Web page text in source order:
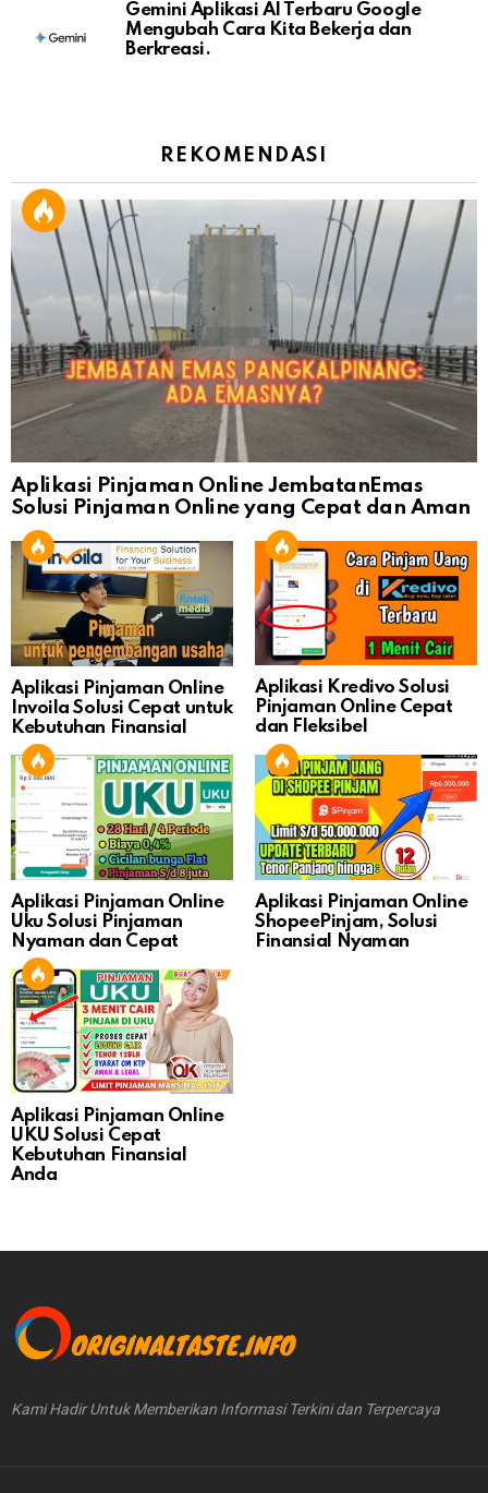
Gemini Aplikasi AI Terbaru Google
Mengubah Cara Kita Bekerja dan
Berkreasi.
REKOMENDASI
Aplikasi Pinjaman Online JembatanEmas
Solusi Pinjaman Online yang Cepat dan Aman
Aplikasi Pinjaman Online
Invoila Solusi Cepat untuk
Kebutuhan Finansial
Aplikasi Kredivo Solusi
Pinjaman Online Cepat
dan Fleksibel
Aplikasi Pinjaman Online
Uku Solusi Pinjaman
Nyaman dan Cepat
Aplikasi Pinjaman Online
ShopeePinjam, Solusi
Finansial Nyaman
Aplikasi Pinjaman Online
UKU Solusi Cepat
Kebutuhan Finansial
Anda
Kami Hadir Untuk Memberikan Informasi Terkini dan Terpercaya